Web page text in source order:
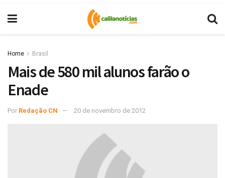
Home Brasil
Mais de 580 mil alunos farão o
Enade
Por Redação CN 20 de novembro de 2012